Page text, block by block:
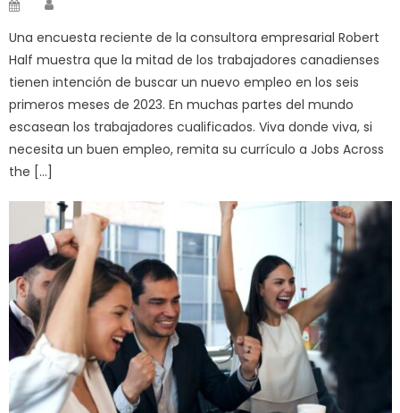
Una encuesta reciente de la consultora empresarial Robert
Half muestra que la mitad de los trabajadores canadienses
tienen intención de buscar un nuevo empleo en los seis
primeros meses de 2023. En muchas partes del mundo
escasean los trabajadores cualificados. Viva donde viva, si
necesita un buen empleo, remita su currículo a Jobs Across
the […]